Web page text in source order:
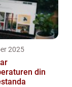
2025
din